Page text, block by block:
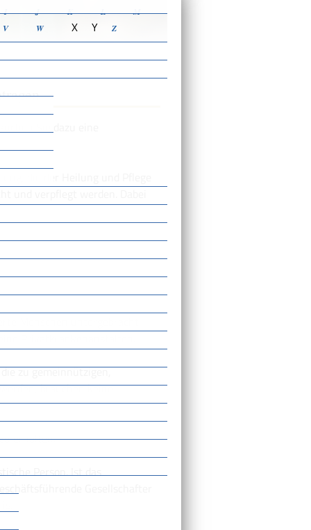
I J K L
M
V W X Y Z
Sie dazu eine
die der Heilung und Pflege
Menschen untergebracht
Privatkrankenanstalten.
zu gemeinnützigen,
brauchen keine
erhalten.
Person. Ist das
Gesellschafter